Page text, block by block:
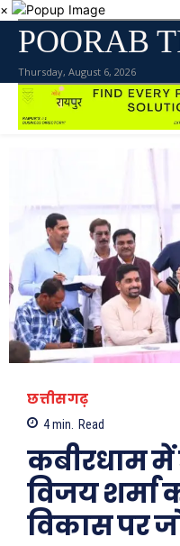
×
POORAB
Thursday, August 6, 2026
छत्तीसगढ़
4min. Read
कबीरधाम में
विजय शर्मा
विकास पर